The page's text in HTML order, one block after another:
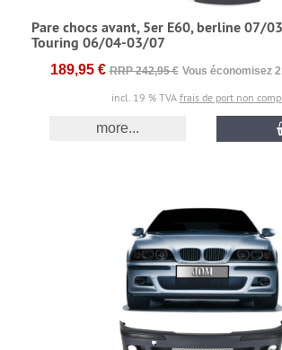
Pare chocs avant, 5er E60, berline 07/
Touring 06/04-03/07
189,95 € RRP 242,95 € Vous économisez
incl. 19 % TVA frais de port non
more...